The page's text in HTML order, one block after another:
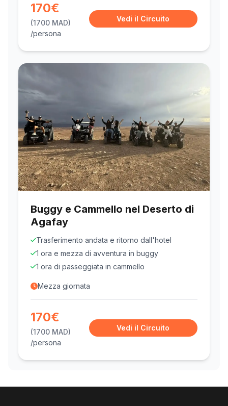
170€
(1700 MAD)
/persona
Vedi il Circuito
Buggy e Cammello nel Deserto di
Agafay
Trasferimento andata e ritorno dall'hotel
1 ora e mezza di avventura in buggy
1 ora di passeggiata in cammello
Mezza giornata
170€
(1700 MAD)
/persona
Vedi il Circuito